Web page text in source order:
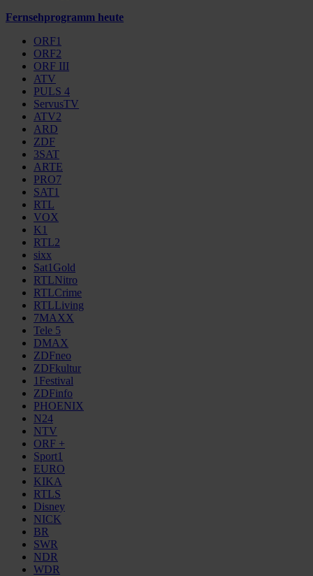
Fernsehprogramm heute
ORF1
ORF2
ORF III
ATV
PULS 4
ServusTV
ATV2
ARD
ZDF
3SAT
ARTE
PRO7
SAT1
RTL
VOX
K1
RTL2
sixx
Sat1Gold
RTLNitro
RTLCrime
RTLLiving
7MAXX
Tele 5
DMAX
ZDFneo
ZDFkultur
1Festival
ZDFinfo
PHOENIX
N24
NTV
ORF +
Sport1
EURO
KIKA
RTLS
Disney
NICK
BR
SWR
NDR
WDR